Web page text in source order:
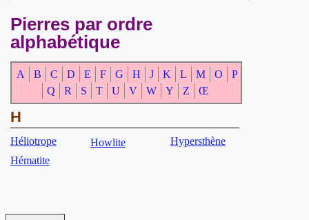
Pierres par ordre
alphabétique
A B C D E F G H J K L M O
P
Q
R S T U V W Y Z Œ
H
Héliotrope
Hématite
Howlite Hypersthène